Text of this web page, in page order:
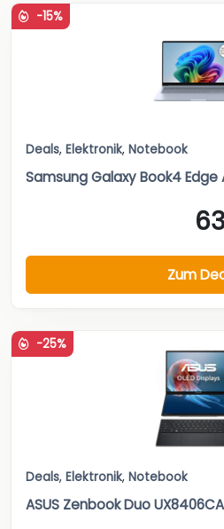
-15%
Deals, Elektronik, Notebook
Samsung Galaxy Book4 Edge
Zum
-25%
Deals, Elektronik, Notebook
ASUS Zenbook Duo UX8406CA